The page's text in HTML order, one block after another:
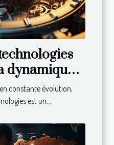
dynamique
constante évolution,
est un...